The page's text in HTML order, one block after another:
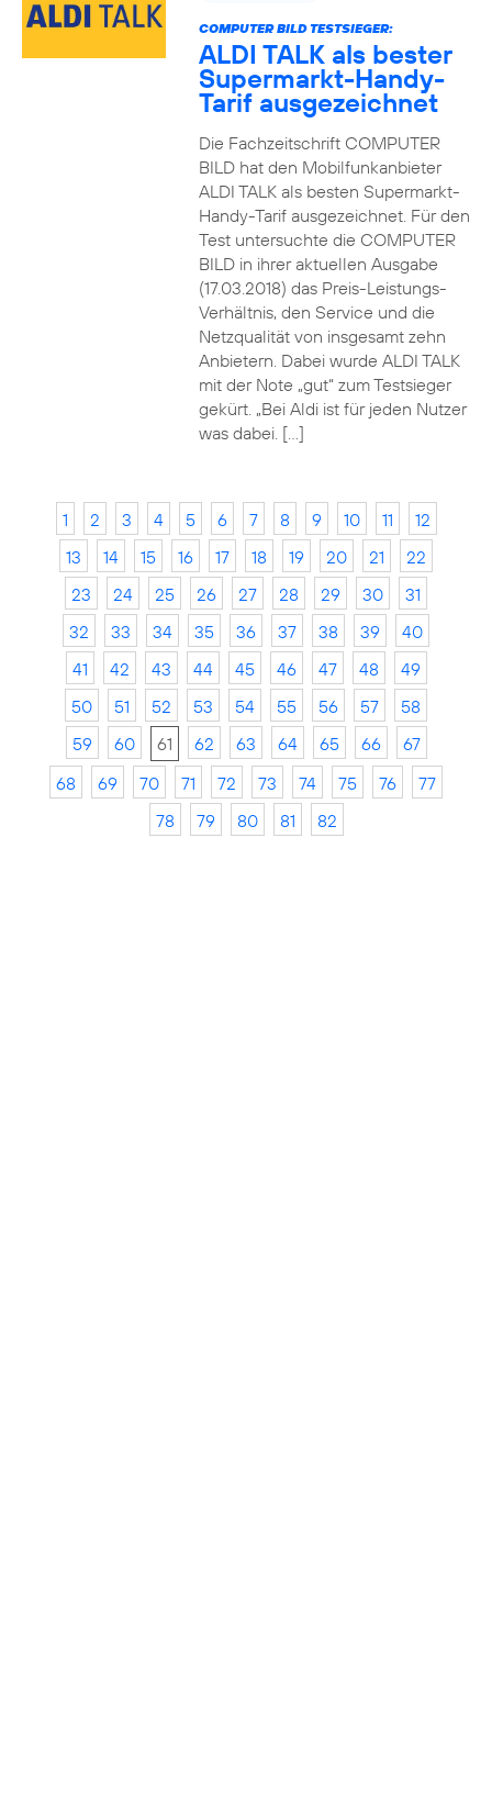
COMPUTER BILD TESTSIEGER:
ALDI TALK als bester
Supermarkt-Handy-
Tarif ausgezeichnet
Die Fachzeitschrift COMPUTER
BILD hat den Mobilfunkanbieter
ALDI TALK als besten Supermarkt-
Handy-Tarif ausgezeichnet. Für den
Test untersuchte die COMPUTER
BILD in ihrer aktuellen Ausgabe
(17.03.2018) das Preis-Leistungs-
Verhältnis, den Service und die
Netzqualität von insgesamt zehn
Anbietern. Dabei wurde ALDI TALK
mit der Note „gut“ zum Testsieger
gekürt. „Bei Aldi ist für jeden Nutzer
was dabei. […]
1 2 3 4 5 6 7 8 9 10 11
12
13
14 15 16 17 18 19 20 21
22
23
24 25 26 27 28 29 30
31
32
33 34 35 36 37 38 39
40
41
42 43 44 45 46 47 48
49
50
51 52 53 54 55 56 57
58
59
60 61 62 63 64 65 66
67
68
69 70 71 72 73 74 75 76
77
78
79 80 81 82